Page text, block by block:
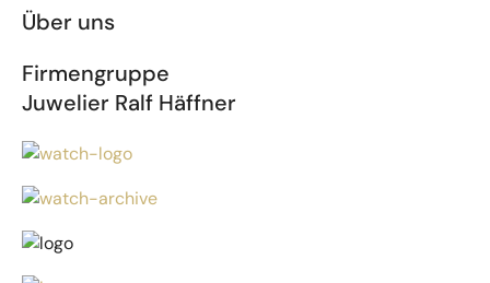
Über uns
Firmengruppe
Juwelier Ralf Häffner